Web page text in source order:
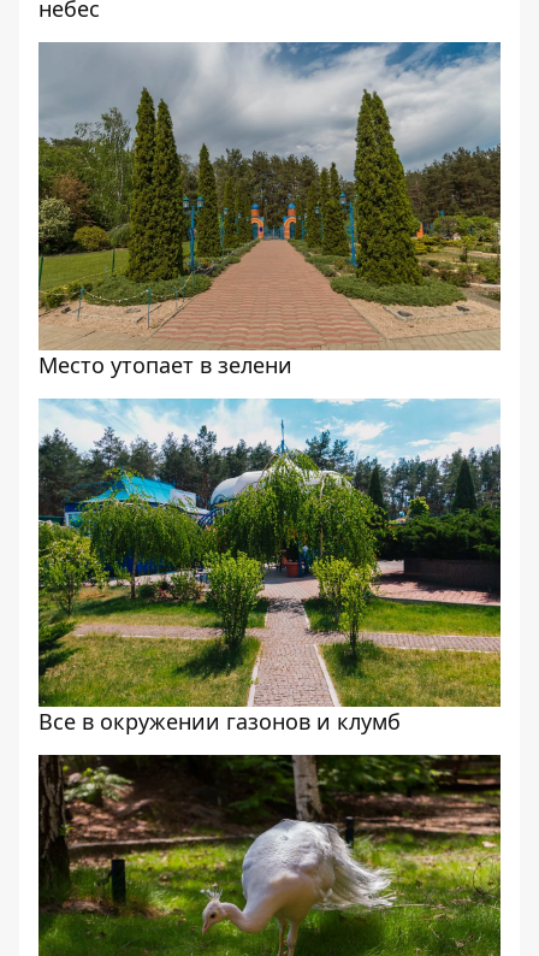
небес
Место утопает в зелени
Все в окружении газонов и клумб